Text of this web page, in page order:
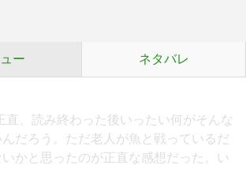
ー ネタバレ
直、読み終わった後いったい何がそんな
んだろう。ただ老人が魚と戦っているだ
かと思ったのが正直な感想だった。い